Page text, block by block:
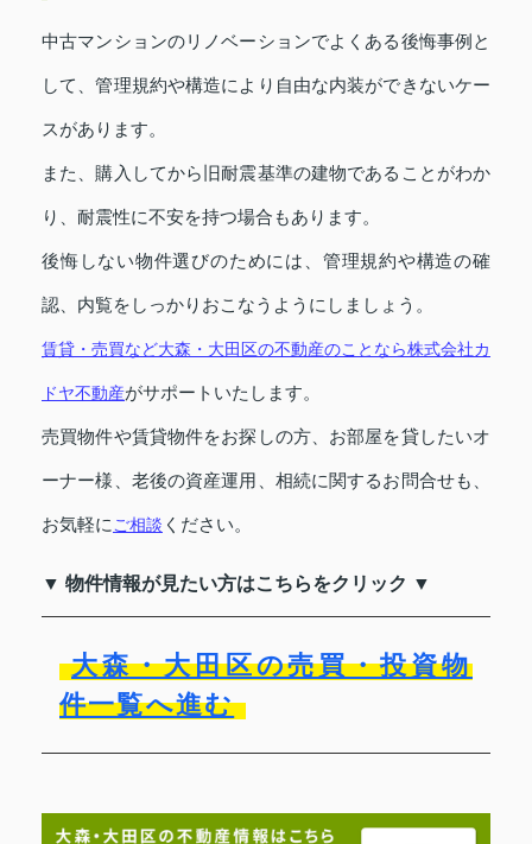
中古マンションのリノベーションでよくある後悔事例と
して、管理規約や構造により自由な内装ができないケー
スがあります。
また、購入してから旧耐震基準の建物であることがわか
り、耐震性に不安を持つ場合もあります。
後悔しない物件選びのためには、管理規約や構造の確
認、内覧をしっかりおこなうようにしましょう。
賃貸・売買など大森・大田区の不動産のことなら株式会社カ
ドヤ不動産がサポートいたします。
売買物件や賃貸物件をお探しの方、お部屋を貸したいオ
ーナー様、老後の資産運用、相続に関するお問合せも、
お気軽にご相談 ください。
▼ 物件情報が見たい方はこちらをクリック ▼
大森・大田区の売買・投資物
件一覧へ進む